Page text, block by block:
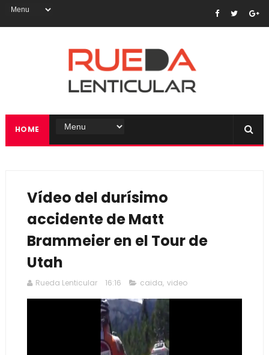
HOME
Vídeo del durísimo
accidente de Matt
Brammeier en el Tour de
Utah
Rueda Lenticular 16:16 caida, video